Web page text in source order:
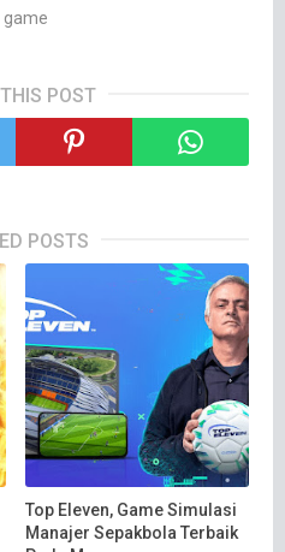
game
POST
POSTS
Top Eleven, Game Simulasi
Manajer Sepakbola Terbaik